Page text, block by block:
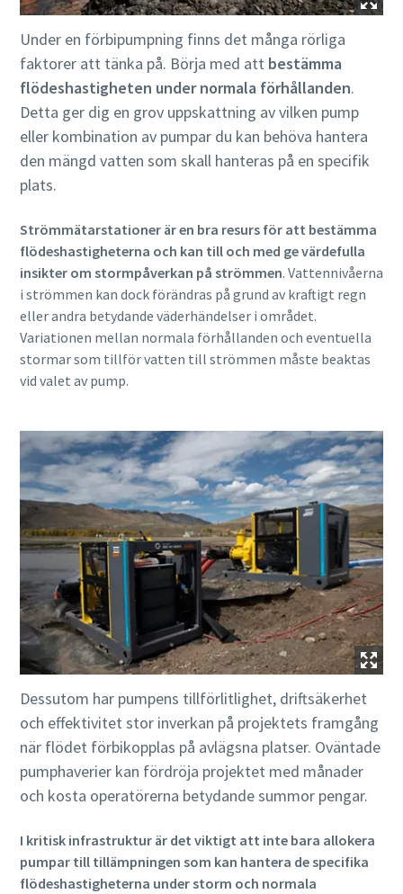
Under en förbipumpning finns det många rörliga
faktorer att tänka på. Börja med att bestämma
flödeshastigheten under normala förhållanden.
Detta ger dig en grov uppskattning av vilken pump
eller kombination av pumpar du kan behöva hantera
den mängd vatten som skall hanteras på en specifik
plats.
Strömmätarstationer är en bra resurs för att bestämma
flödeshastigheterna och kan till och med ge värdefulla
insikter om stormpåverkan på strömmen. Vattennivåerna
i strömmen kan dock förändras på grund av kraftigt regn
eller andra betydande väderhändelser i området.
Variationen mellan normala förhållanden och eventuella
stormar som tillför vatten till strömmen måste beaktas
vid valet av pump.
Dessutom har pumpens tillförlitlighet, driftsäkerhet
och effektivitet stor inverkan på projektets framgång
när flödet förbikopplas på avlägsna platser. Oväntade
pumphaverier kan fördröja projektet med månader
och kosta operatörerna betydande summor pengar.
I kritisk infrastruktur är det viktigt att inte bara allokera
pumpar till tillämpningen som kan hantera de specifika
flödeshastigheterna under storm och normala